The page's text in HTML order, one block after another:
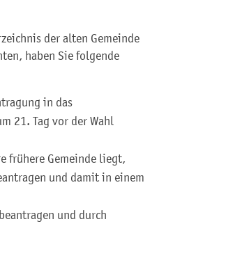
der alten Gemeinde
haben Sie folgende
in das
21. Tag vor der Wahl
frühere Gemeinde liegt,
und damit in einem
und durch